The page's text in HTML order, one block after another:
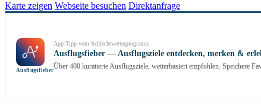
Karte zeigen Webseite besuchen Direktanfrage
Ausflug­sfieber
App-Tipp vom Schlechtwetterprogramm
Ausflugsfieber — Ausflugsziele entdecken, merken &
Über 400 kuratierte Ausflugsziele, wetterbasiert empfohlen. Speichere